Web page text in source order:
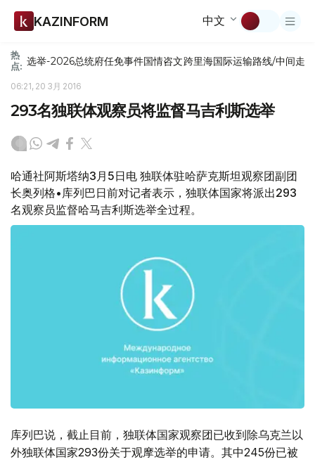
KAZINFORM 中文
热
点: 选举-2026总统府任免事件国情咨文跨里海国际运输路线/中间走廊
06:21, 20 3月 2016
293名独联体观察员将监督马吉利斯选举
哈通社阿斯塔纳3月5日电 独联体驻哈萨克斯坦观察团副团
长奥列格•库列巴日前对记者表示，独联体国家将派出293
名观察员监督哈马吉利斯选举全过程。
库列巴说，截止目前，独联体国家观察团已收到除乌克兰以
外独联体国家293份关于观摩选举的申请。其中245份已被